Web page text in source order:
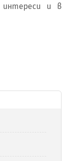
интереси и в